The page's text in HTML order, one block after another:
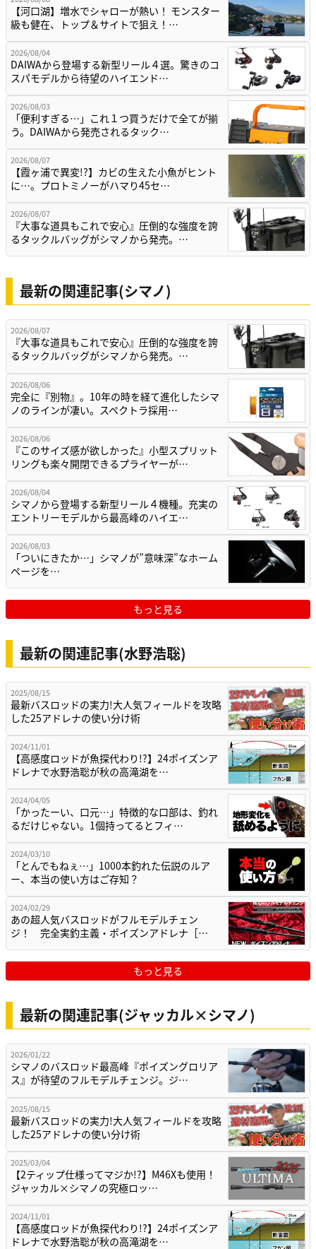
【河口湖】増水でシャローが熱い！ モンスター
級も健在、トップ＆サイトで狙え！…
2026/08/04
DAIWAから登場する新型リール４選。驚きのコ
スパモデルから待望のハイエンド…
2026/08/03
「便利すぎる…」これ１つ買うだけで全てが揃
う。DAIWAから発売されるタック…
2026/08/07
【霞ヶ浦で異変!?】カビの生えた小魚がヒント
に…。プロトミノーがハマり45セ…
2026/08/07
『大事な道具もこれで安心』圧倒的な強度を誇
るタックルバッグがシマノから発売。…
最新の関連記事(シマノ)
2026/08/07
『大事な道具もこれで安心』圧倒的な強度を誇
るタックルバッグがシマノから発売。…
2026/08/06
完全に『別物』。10年の時を経て進化したシマ
ノのラインが凄い。スペクトラ採用…
2026/08/06
『このサイズ感が欲しかった』小型スプリット
リングも楽々開閉できるプライヤーが…
2026/08/04
シマノから登場する新型リール４機種。充実の
エントリーモデルから最高峰のハイエ…
2026/08/03
「ついにきたか…」シマノが”意味深”なホーム
ページを…
もっと見る
最新の関連記事(水野浩聡)
2025/08/15
最新バスロッドの実力!大人気フィールドを攻略
した25アドレナの使い分け術
2024/11/01
【高感度ロッドが魚探代わり!?】24ポイズンア
ドレナで水野浩聡が秋の高滝湖を…
2024/04/05
「かったーい、口元…」特徴的な口部は、釣れ
るだけじゃない。1個持ってるとフィ…
2024/03/10
「とんでもねぇ…」1000本釣れた伝説のルア
ー、本当の使い方はご存知？
2024/02/29
あの超人気バスロッドがフルモデルチェン
ジ！ 完全実釣主義・ポイズンアドレナ［…
もっと見る
最新の関連記事(ジャッカル×シマノ)
2026/01/22
シマノのバスロッド最高峰『ポイズングロリア
ス』が待望のフルモデルチェンジ。ジ…
2025/08/15
最新バスロッドの実力!大人気フィールドを攻略
した25アドレナの使い分け術
2025/03/04
【2ティップ仕様ってマジか!?】M46Xも使用！
ジャッカル×シマノの究極ロッ…
2024/11/01
【高感度ロッドが魚探代わり!?】24ポイズンア
ドレナで水野浩聡が秋の高滝湖を…